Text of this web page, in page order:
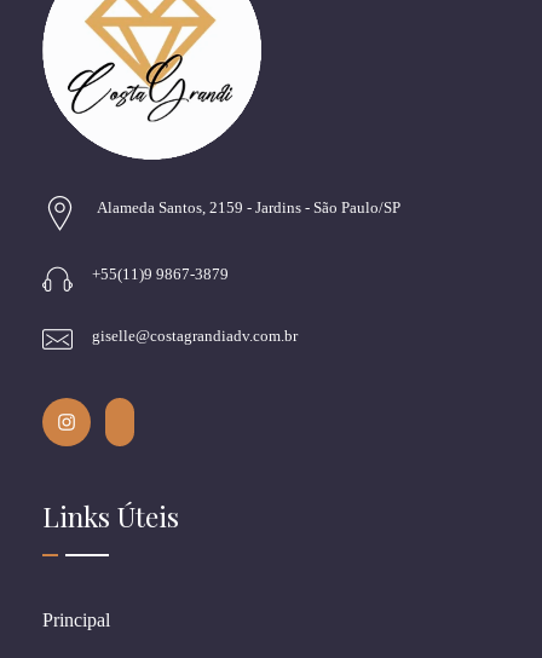
Alameda Santos, 2159 - Jardins - São Paulo/SP
+55(11)9 9867-3879
giselle@costagrandiadv.com.br
Links Úteis
Principal